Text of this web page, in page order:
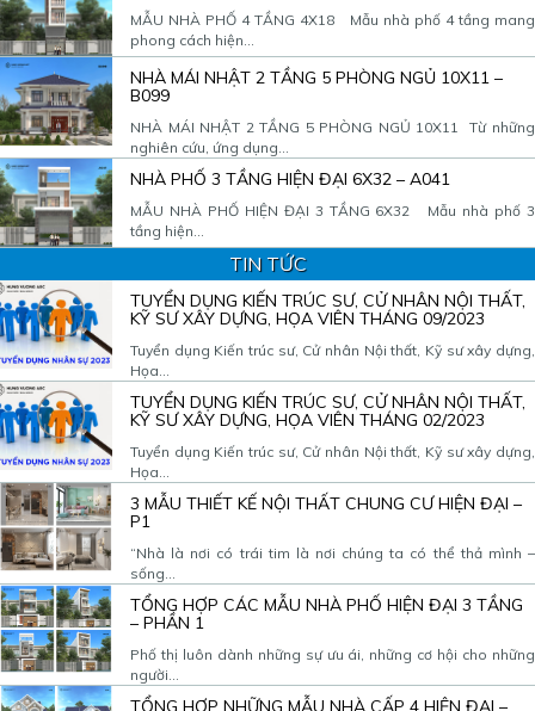
MẪU NHÀ PHỐ 4 TẦNG 4X18 Mẫu nhà phố 4 tầng mang
phong cách hiện...
NHÀ MÁI NHẬT 2 TẦNG 5 PHÒNG NGỦ 10X11 –
B099
NHÀ MÁI NHẬT 2 TẦNG 5 PHÒNG NGỦ 10X11 Từ những
nghiên cứu, ứng dụng...
NHÀ PHỐ 3 TẦNG HIỆN ĐẠI 6X32 – A041
MẪU NHÀ PHỐ HIỆN ĐẠI 3 TẦNG 6X32 Mẫu nhà phố 3
tầng hiện...
TIN TỨC
TUYỂN DỤNG KIẾN TRÚC SƯ, CỬ NHÂN NỘI THẤT,
KỸ SƯ XÂY DỰNG, HỌA VIÊN THÁNG 09/2023
Tuyển dụng Kiến trúc sư, Cử nhân Nội thất, Kỹ sư xây dựng,
Họa...
TUYỂN DỤNG KIẾN TRÚC SƯ, CỬ NHÂN NỘI THẤT,
KỸ SƯ XÂY DỰNG, HỌA VIÊN THÁNG 02/2023
Tuyển dụng Kiến trúc sư, Cử nhân Nội thất, Kỹ sư xây dựng,
Họa...
3 MẪU THIẾT KẾ NỘI THẤT CHUNG CƯ HIỆN ĐẠI –
P1
“Nhà là nơi có trái tim là nơi chúng ta có thể thả mình –
sống...
TỔNG HỢP CÁC MẪU NHÀ PHỐ HIỆN ĐẠI 3 TẦNG
– PHẦN 1
Phố thị luôn dành những sự ưu ái, những cơ hội cho những
người...
TỔNG HỢP NHỮNG MẪU NHÀ CẤP 4 HIỆN ĐẠI –